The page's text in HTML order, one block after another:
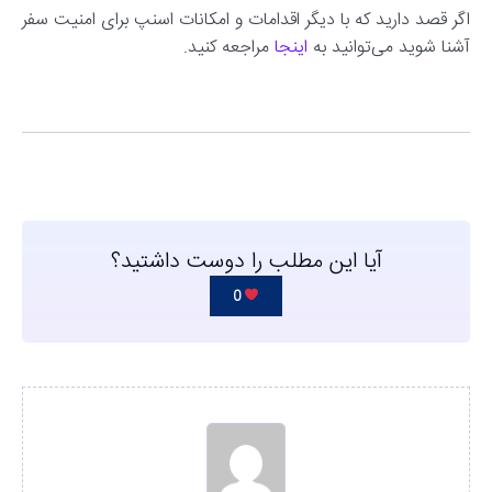
اگر قصد دارید که با دیگر اقدامات و امکانات اسنپ برای امنیت سفر
آشنا شوید می‌توانید به اینجامراجعه کنید.
آیا این مطلب را دوست داشتید؟
0